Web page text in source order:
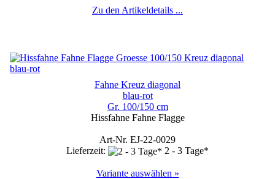
Zu den Artikeldetails ...
Fahne Kreuz diagonal
blau-rot
Gr. 100/150 cm
Hissfahne Fahne Flagge
Art-Nr. EJ-22-0029
Lieferzeit:
2 - 3 Tage*
Variante auswählen »